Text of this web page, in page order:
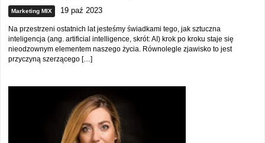
Marketing MIX 19 paź 2023
Na przestrzeni ostatnich lat jesteśmy świadkami tego, jak sztuczna
inteligencja (ang. artificial intelligence, skrót: AI) krok po kroku staje się
nieodzownym elementem naszego życia. Równolegle zjawisko to jest
przyczyną szerzącego […]